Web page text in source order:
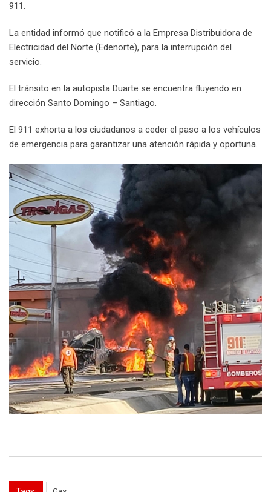
911.
La entidad informó que notificó a la Empresa Distribuidora de
Electricidad del Norte (Edenorte), para la interrupción del
servicio.
El tránsito en la autopista Duarte se encuentra fluyendo en
dirección Santo Domingo – Santiago.
El 911 exhorta a los ciudadanos a ceder el paso a los vehículos
de emergencia para garantizar una atención rápida y oportuna.